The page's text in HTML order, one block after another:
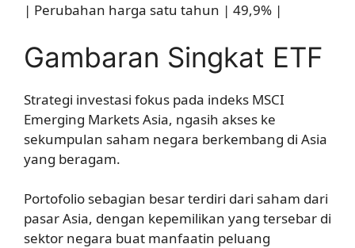
| Perubahan harga satu tahun | 49,9% |
Gambaran Singkat ETF
Strategi investasi fokus pada indeks MSCI
Emerging Markets Asia, ngasih akses ke
sekumpulan saham negara berkembang di Asia
yang beragam.
Portofolio sebagian besar terdiri dari saham dari
pasar Asia, dengan kepemilikan yang tersebar di
sektor negara buat manfaatin peluang